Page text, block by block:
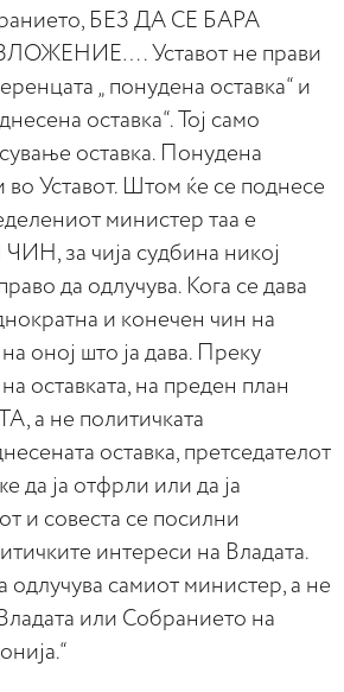
БЕЗ ДА СЕ БАРА
Уставот не прави
„ понудена оставка“ и
оставка“. Тој само
оставка. Понудена
во Уставот. Штом ќе се поднесе
министер таа е
за чија судбина никој
да одлучува. Кога се дава
и конечен чин на
оној што ја дава. Преку
оставката, на преден план
а не политичката
оставка, претседателот
да ја отфрли или да ја
и совеста се посилни
интереси на Владата.
одлучува самиот министер, а не
или Собранието на